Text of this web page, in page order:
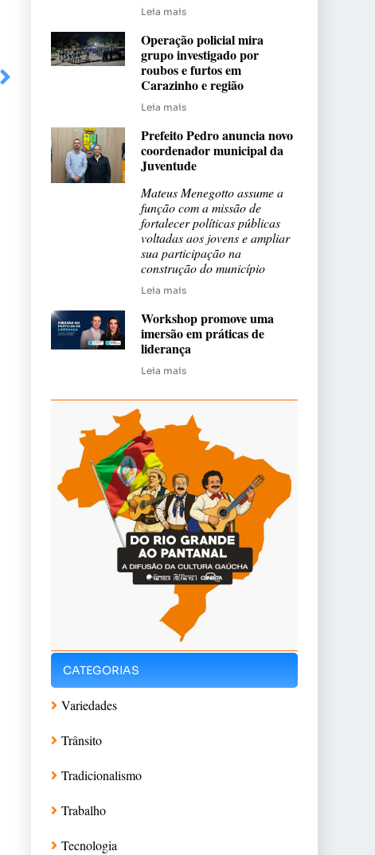
Leia mais
Operação policial mira
grupo investigado por
roubos e furtos em
Carazinho e região
Leia mais
Prefeito Pedro anuncia novo
coordenador municipal da
Juventude
Mateus Menegotto assume a
função com a missão de
fortalecer políticas públicas
voltadas aos jovens e ampliar
sua participação na
construção do município
Leia mais
Workshop promove uma
imersão em práticas de
liderança
Leia mais
CATEGORIAS
Variedades
Trânsito
Tradicionalismo
Trabalho
Tecnologia